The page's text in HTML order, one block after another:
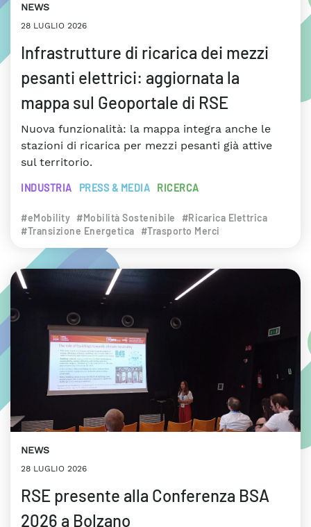
NEWS
28 LUGLIO 2026
Infrastrutture di ricarica dei mezzi
pesanti elettrici: aggiornata la
mappa sul Geoportale di RSE
Nuova funzionalità: la mappa integra anche le
stazioni di ricarica per mezzi pesanti già attive
sul territorio.
INDUSTRIA PRESS & MEDIA RICERCA
#eMobility #Mobilità Sostenibile
#Ricarica Elettrica
#Transizione Energetica
#Trasporto Merci
NEWS
28 LUGLIO 2026
RSE presente alla Conferenza BSA
2026 a Bolzano